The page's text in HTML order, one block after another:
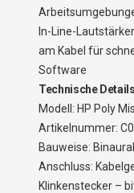
In-Line-
am Kabel für
Software
Technische Details
Modell: HP Poly
Artikelnummer:
Bauweise:
Anschluss:
Klinkenstecker –